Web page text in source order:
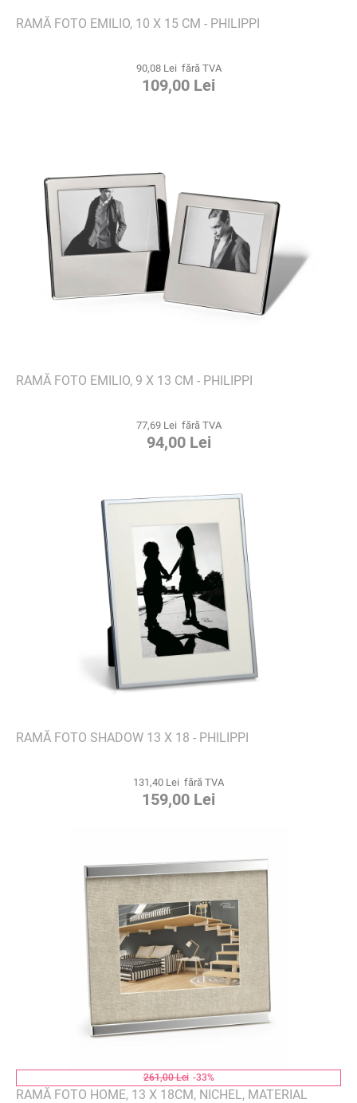
RAMĂ FOTO EMILIO, 10 X 15 CM - PHILIPPI
90,08 Lei fără TVA
109,00 Lei
RAMĂ FOTO EMILIO, 9 X 13 CM - PHILIPPI
77,69 Lei fără TVA
94,00 Lei
RAMĂ FOTO SHADOW 13 X 18 - PHILIPPI
131,40 Lei fără TVA
159,00 Lei
261,00 Lei -33%
RAMĂ FOTO HOME, 13 X 18CM, NICHEL, MATERIAL